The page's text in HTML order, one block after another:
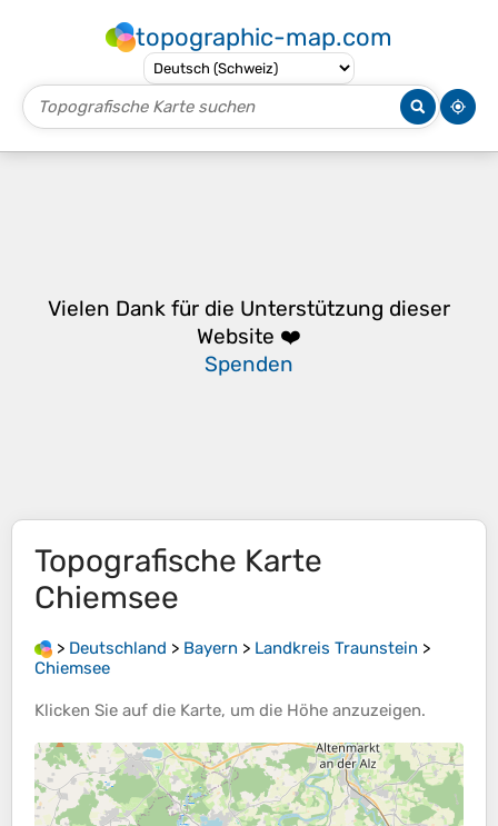
topographic-map.com
Vielen Dank für die Unterstützung dieser
Website ❤️
Spenden
Topografische Karte
Chiemsee
> Deutschland > Bayern > Landkreis Traunstein >
Chiemsee
Klicken Sie auf die Karte, um die Höhe anzuzeigen.